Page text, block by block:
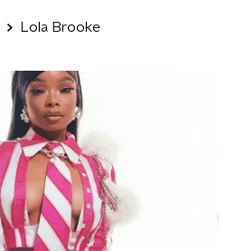
Lola Brooke